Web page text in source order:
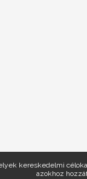
kereskedelmi
azokhoz